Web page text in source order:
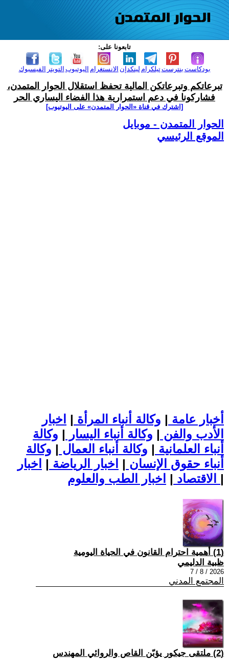
تابعونا على:
الفيسبوك التويتر اليوتيوب الانستغرام لينكدإن تيلكرامبنترست بودكاست
تبرعاتكم وتبرعاتكن المالية تحفظ استقلال الحوار المتمدن،
فشاركونا في دعم استمرارية هذا الفضاء اليساري الحر
[اشترك في قناة ‫«الحوار المتمدن» على اليوتيوب]
الحوار المتمدن - موبايل
الموقع الرئيسي
أخبار عامة | وكالة أنباء المرأة | اخبار
الأدب والفن | وكالة أنباء اليسار | وكالة
أنباء العلمانية | وكالة أنباء العمال | وكالة
أنباء حقوق الإنسان | اخبار الرياضة | اخبار
الاقتصاد | |
(1) أهمية احترام القانون في الحياة اليومية
ظبية الدليمي
2026 / 8 / 7
المجتمع المدني
(2) ملتقى جيكور يؤبّن القاص والروائي المهندس